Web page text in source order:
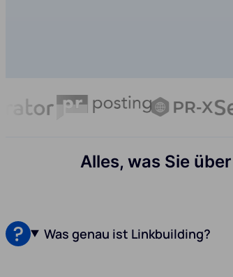
Alles, was Sie
Was genau ist Linkbuilding?